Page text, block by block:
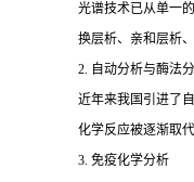
光谱技术已从单一
换层析、亲和层析
2. 自动分析与酶法
近年来我国引进了
化学反应被逐渐取
3. 免疫化学分析